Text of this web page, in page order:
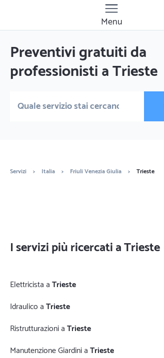
Preventivi gratuiti da
professionisti a Trieste
Servizi > Italia > Friuli Venezia Giulia > Trieste
I servizi più ricercati a Trieste
Elettricista aTrieste
Idraulico aTrieste
Ristrutturazioni aTrieste
Manutenzione Giardini aTrieste
Menu